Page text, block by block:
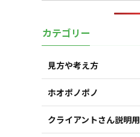
カテゴリー
見方や考え方
ホオポノポノ
クライアントさん説明用